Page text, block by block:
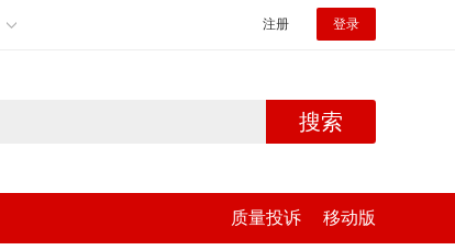
注册 登录
搜索
质量投诉 移动版